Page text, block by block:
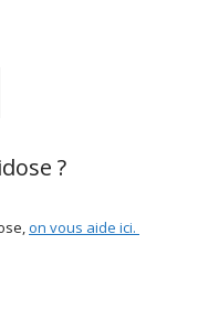
?
on vous aide ici.